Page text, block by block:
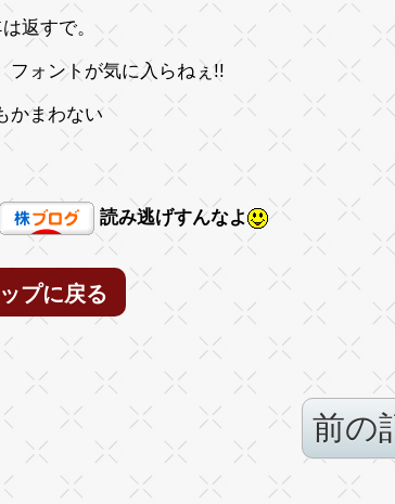
返すで。
フォントが気に入らねぇ!!
かまわない
読み逃げすんなよ
プに戻る
前の